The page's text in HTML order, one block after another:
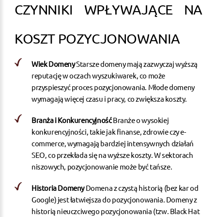
CZYNNIKI WPŁYWAJĄCE NA
KOSZT POZYCJONOWANIA
Wiek DomenyStarsze domeny mają zazwyczaj wyższą
reputację w oczach wyszukiwarek, co może
przyspieszyć proces pozycjonowania. Młode domeny
wymagają więcej czasu i pracy, co zwiększa koszty.
Branża i KonkurencyjnośćBranże o wysokiej
konkurencyjności, takie jak finanse, zdrowie czy e-
commerce, wymagają bardziej intensywnych działań
SEO, co przekłada się na wyższe koszty. W sektorach
niszowych, pozycjonowanie może być tańsze.
Historia DomenyDomena z czystą historią (bez kar od
Google) jest łatwiejsza do pozycjonowania. Domeny z
historią nieuczciwego pozycjonowania (tzw. Black Hat